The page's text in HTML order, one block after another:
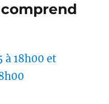
comprend
à 18h00 et